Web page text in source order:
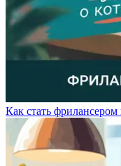
Как стать фрилансером